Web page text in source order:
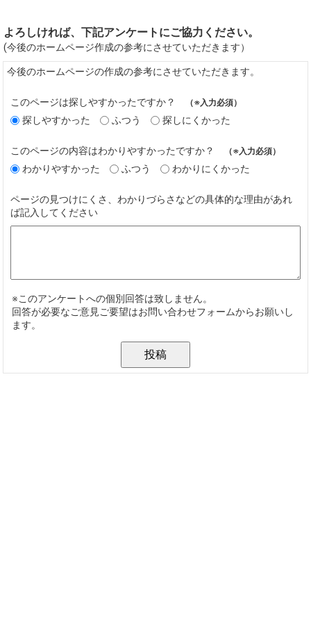
よろしければ、下記アンケートにご協力ください。
(今後のホームページ作成の参考にさせていただきます）
今後のホームページの作成の参考にさせていただきます。
このページは探しやすかったですか？ （※入力必須）
探しやすかった ふつう 探しにくかった
このページの内容はわかりやすかったですか？ （※入力必須）
わかりやすかった ふつう わかりにくかった
ページの見つけにくさ、わかりづらさなどの具体的な理由があれ
ば記入してください
※このアンケートへの個別回答は致しません。
回答が必要なご意見ご要望はお問い合わせフォームからお願いし
ます。